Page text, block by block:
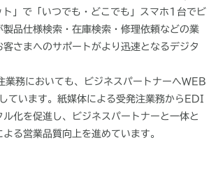
」で「いつでも・どこでも」スマホ1台でビ
製品仕様検索・在庫検索・修理依頼などの業
さまへのサポートがより迅速となるデジタ
業務においても、ビジネスパートナーへWEB
ています。紙媒体による受発注業務からEDI
化を促進し、ビジネスパートナーと一体と
る営業品質向上を進めています。